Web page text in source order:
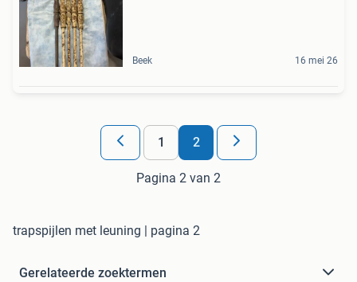
Beek 16 mei 26
1 2
Pagina 2 van 2
trapspijlen met leuning | pagina 2
Gerelateerde zoektermen